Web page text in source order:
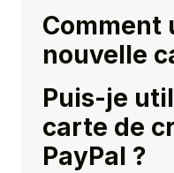
Comment
nouvelle
Puis-je
carte de
PayPal ?